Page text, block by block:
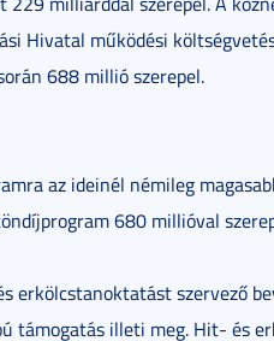
Hivatal működési
688 millió szerepel.
az ideinél némileg
680 millióval
erkölcstanoktatást szervező
támogatás illeti meg. Hit- és